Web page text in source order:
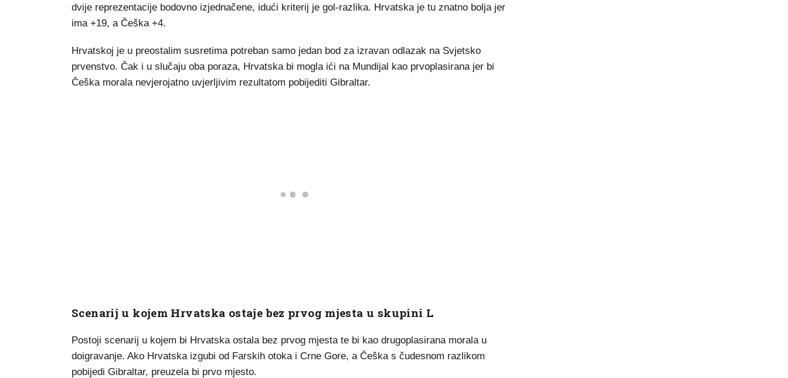
dvije reprezentacije bodovno izjednačene, idući kriterij je gol-razlika. Hrvatska je tu znatno bolja jer
ima +19, a Češka +4.
Hrvatskoj je u preostalim susretima potreban samo jedan bod za izravan odlazak na Svjetsko
prvenstvo. Čak i u slučaju oba poraza, Hrvatska bi mogla ići na Mundijal kao prvoplasirana jer bi
Češka morala nevjerojatno uvjerljivim rezultatom pobijediti Gibraltar.
Scenarij u kojem Hrvatska ostaje bez prvog mjesta u skupini L
Postoji scenarij u kojem bi Hrvatska ostala bez prvog mjesta te bi kao drugoplasirana morala u
doigravanje. Ako Hrvatska izgubi od Farskih otoka i Crne Gore, a Češka s čudesnom razlikom
pobijedi Gibraltar, preuzela bi prvo mjesto.